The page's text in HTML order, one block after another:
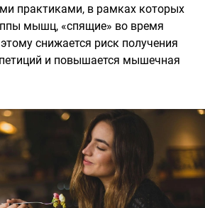
практиками, в рамках которых
мышц, «спящие» во время
снижается риск получения
и повышается мышечная